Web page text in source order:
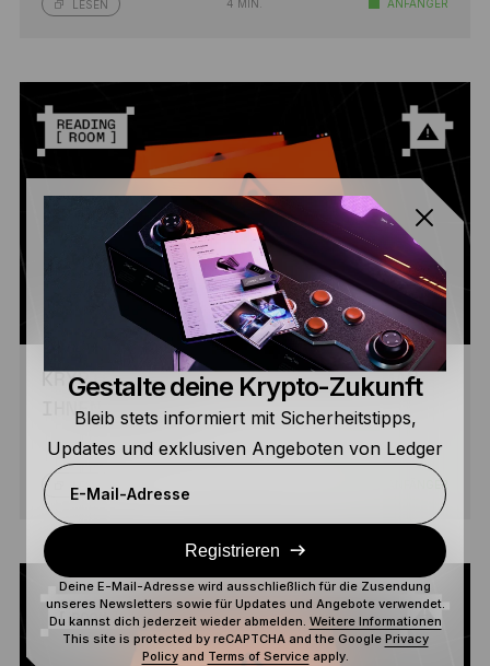
LESEN 4 MIN. ANFÄNGER
KRYPTO-PHISHING-SCAMS UND WIE MAN
IHNEN ENTGEHT
LESEN ANFÄNGER
Gestalte deine Krypto-Zukunft
Bleib stets informiert mit Sicherheitstipps,
Updates und exklusiven Angeboten von Ledger
E-Mail-Adresse
Registrieren
Deine E-Mail-Adresse wird ausschließlich für die Zusendung
unseres Newsletters sowie für Updates und Angebote verwendet.
Du kannst dich jederzeit wieder abmelden. Weitere Informationen
This site is protected by reCAPTCHA and the Google Privacy
Policyand Terms of Serviceapply.